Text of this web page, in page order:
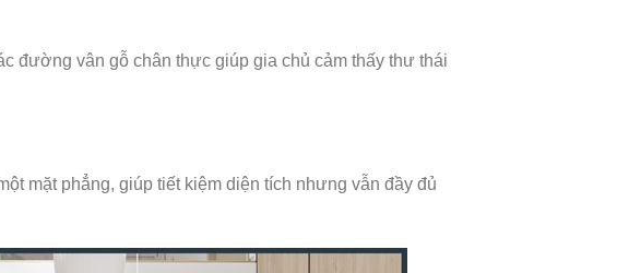
đường vân gỗ chân thực giúp gia chủ cảm thấy thư thái
mặt phẳng, giúp tiết kiệm diện tích nhưng vẫn đầy đủ